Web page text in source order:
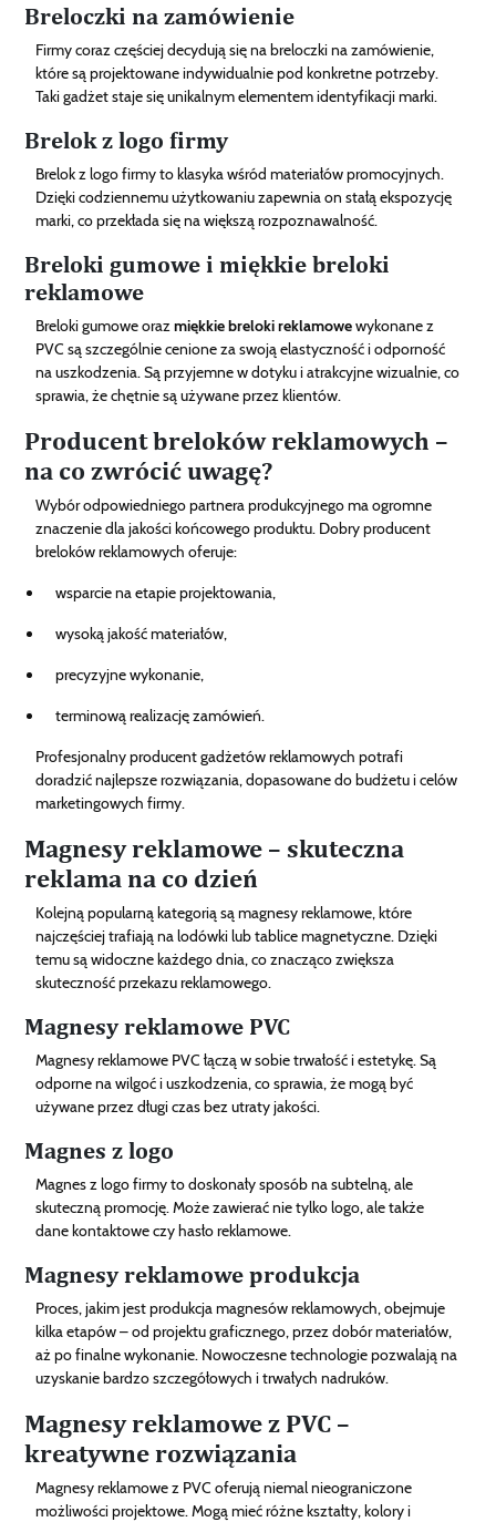
Breloczki na zamówienie
Firmy coraz częściej decydują się na breloczki na zamówienie,
które są projektowane indywidualnie pod konkretne potrzeby.
Taki gadżet staje się unikalnym elementem identyfikacji marki.
Brelok z logo firmy
Brelok z logo firmy to klasyka wśród materiałów promocyjnych.
Dzięki codziennemu użytkowaniu zapewnia on stałą ekspozycję
marki, co przekłada się na większą rozpoznawalność.
Breloki gumowe i miękkie breloki
reklamowe
Breloki gumowe orazmiękkie breloki reklamowewykonane z
PVC są szczególnie cenione za swoją elastyczność i odporność
na uszkodzenia. Są przyjemne w dotyku i atrakcyjne wizualnie, co
sprawia, że chętnie są używane przez klientów.
Producent breloków reklamowych –
na co zwrócić uwagę?
Wybór odpowiedniego partnera produkcyjnego ma ogromne
znaczenie dla jakości końcowego produktu. Dobry producent
breloków reklamowych oferuje:
wsparcie na etapie projektowania,
wysoką jakość materiałów,
precyzyjne wykonanie,
terminową realizację zamówień.
Profesjonalny producent gadżetów reklamowych potrafi
doradzić najlepsze rozwiązania, dopasowane do budżetu i celów
marketingowych firmy.
Magnesy reklamowe – skuteczna
reklama na co dzień
Kolejną popularną kategorią są magnesy reklamowe, które
najczęściej trafiają na lodówki lub tablice magnetyczne. Dzięki
temu są widoczne każdego dnia, co znacząco zwiększa
skuteczność przekazu reklamowego.
Magnesy reklamowe PVC
Magnesy reklamowe PVC łączą w sobie trwałość i estetykę. Są
odporne na wilgoć i uszkodzenia, co sprawia, że mogą być
używane przez długi czas bez utraty jakości.
Magnes z logo
Magnes z logo firmy to doskonały sposób na subtelną, ale
skuteczną promocję. Może zawierać nie tylko logo, ale także
dane kontaktowe czy hasło reklamowe.
Magnesy reklamowe produkcja
Proces, jakim jest produkcja magnesów reklamowych, obejmuje
kilka etapów – od projektu graficznego, przez dobór materiałów,
aż po finalne wykonanie. Nowoczesne technologie pozwalają na
uzyskanie bardzo szczegółowych i trwałych nadruków.
Magnesy reklamowe z PVC –
kreatywne rozwiązania
Magnesy reklamowe z PVC oferują niemal nieograniczone
możliwości projektowe. Mogą mieć różne kształty, kolory i